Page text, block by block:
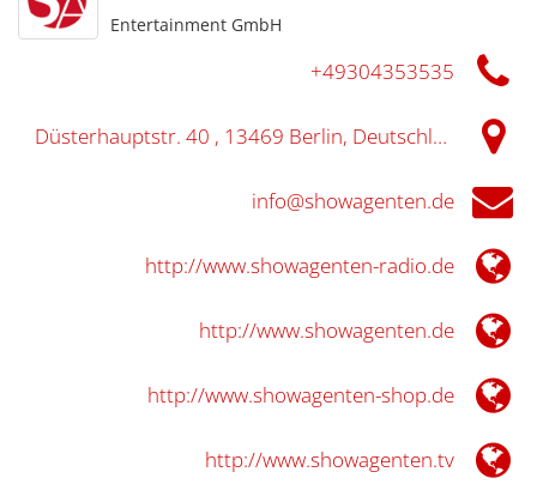
Entertainment GmbH
+49304353535
Düsterhauptstr. 40 , 13469 Berlin, Deutschland
info@showagenten.de
http://www.showagenten-radio.de
http://www.showagenten.de
http://www.showagenten-shop.de
http://www.showagenten.tv